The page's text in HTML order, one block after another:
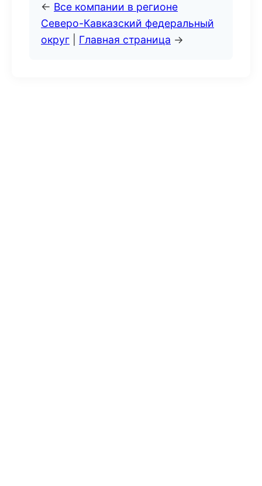
← Все компании в регионе
Северо-Кавказский федеральный
округ
Главная страница →